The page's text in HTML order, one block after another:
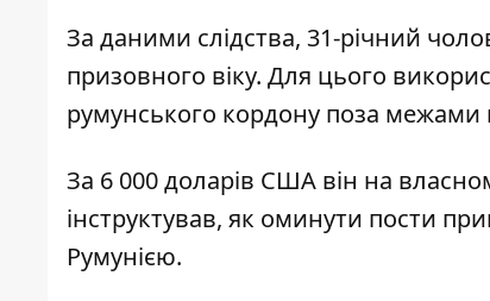
За даними слідства, 31-річний
призовного віку. Для цього
румунського кордону поза межами
За 6 000 доларів США він на
інструктував, як оминути пости
Румунією.